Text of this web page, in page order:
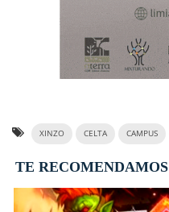
XINZO CELTA CAMPUS
TE RECOMENDAMOS